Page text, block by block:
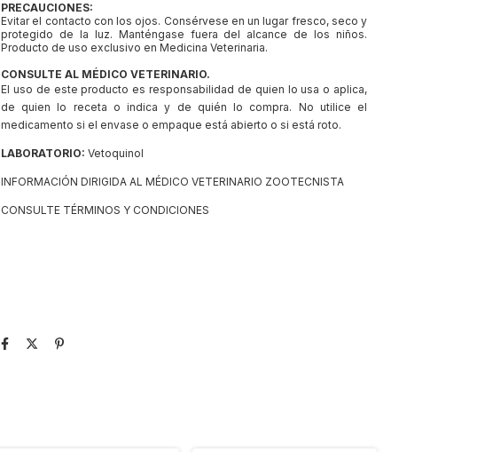
PRECAUCIONES:
Evitar el contacto con los ojos. Consérvese en un lugar fresco, seco y
protegido de la luz. Manténgase fuera del alcance de los niños.
Producto de uso exclusivo en Medicina Veterinaria.
CONSULTE AL MÉDICO VETERINARIO.
El uso de este producto es responsabilidad de quien lo usa o aplica,
de quien lo receta o indica y de quién lo compra. No utilice el
medicamento si el envase o empaque está abierto o si está roto.
LABORATORIO: Vetoquinol
INFORMACIÓN DIRIGIDA AL MÉDICO VETERINARIO ZOOTECNISTA
CONSULTE TÉRMINOS Y CONDICIONES